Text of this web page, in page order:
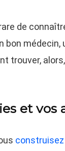
de
bon
trouver,
et vos
construisez